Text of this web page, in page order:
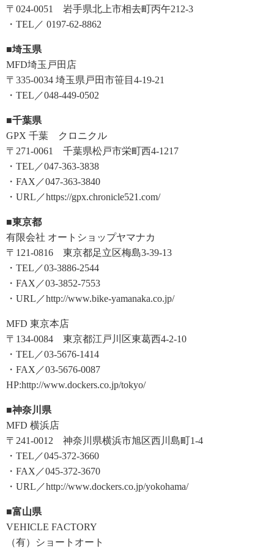
〒024-0051 岩手県北上市相去町丙午212-3
・TEL／ 0197-62-8862
■埼玉県
MFD埼玉戸田店
〒335-0034 埼玉県戸田市笹目4-19-21
・TEL／048-449-0502
■千葉県
GPX 千葉 クロニクル
〒271-0061 千葉県松戸市栄町西4-1217
・TEL／047-363-3838
・FAX／047-363-3840
・URL／https://gpx.chronicle521.com/
■東京都
有限会社 オートショップヤマナカ
〒121-0816 東京都足立区梅島3-39-13
・TEL／03-3886-2544
・FAX／03-3852-7553
・URL／http://www.bike-yamanaka.co.jp/
MFD 東京本店
〒134-0084 東京都江戸川区東葛西4-2-10
・TEL／03-5676-1414
・FAX／03-5676-0087
HP:http://www.dockers.co.jp/tokyo/
■神奈川県
MFD 横浜店
〒241-0012 神奈川県横浜市旭区西川島町1-4
・TEL／045-372-3660
・FAX／045-372-3670
・URL／http://www.dockers.co.jp/yokohama/
■富山県
VEHICLE FACTORY
（有）ショートオート